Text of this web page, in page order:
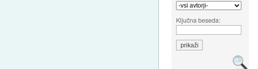
Ključna beseda: